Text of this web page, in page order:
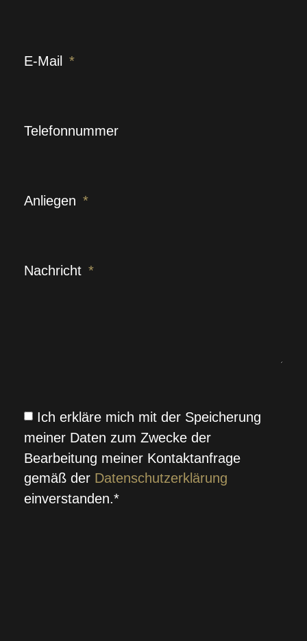
E-Mail
Telefonnummer
Anliegen
Nachricht
Ich erkläre mich mit der Speicherung
meiner Daten zum Zwecke der
Bearbeitung meiner Kontaktanfrage
gemäß der Datenschutzerklärung
einverstanden.*